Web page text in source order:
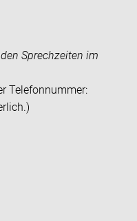
Sprechzeiten im
Telefonnummer: